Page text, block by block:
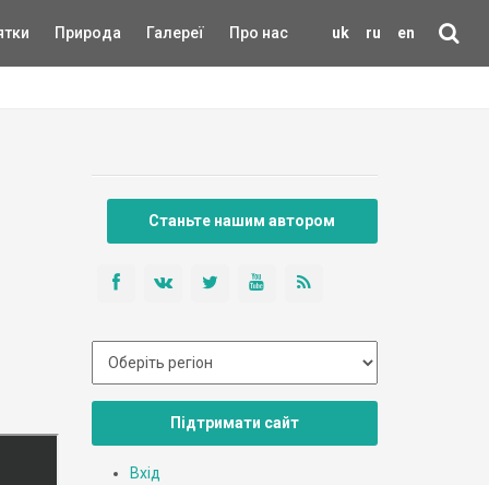
uk ru en
Природа Галереї Про нас
Станьте нашим автором
Підтримати сайт
Вхід